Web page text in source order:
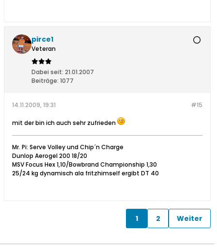
pirce1
Veteran
Dabei seit: 21.01.2007
Beiträge: 1077
#15
14.11.2009, 19:31
mit der bin ich auch sehr zufrieden
Mr. Pi: Serve Volley und Chip´n Charge
Dunlop Aerogel 200 18/20
MSV Focus Hex 1,10/Bowbrand Championship 1,30
25/24 kg dynamisch ala fritzhimself ergibt DT 40
1 2 Weiter